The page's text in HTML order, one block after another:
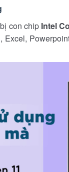
con chip Intel